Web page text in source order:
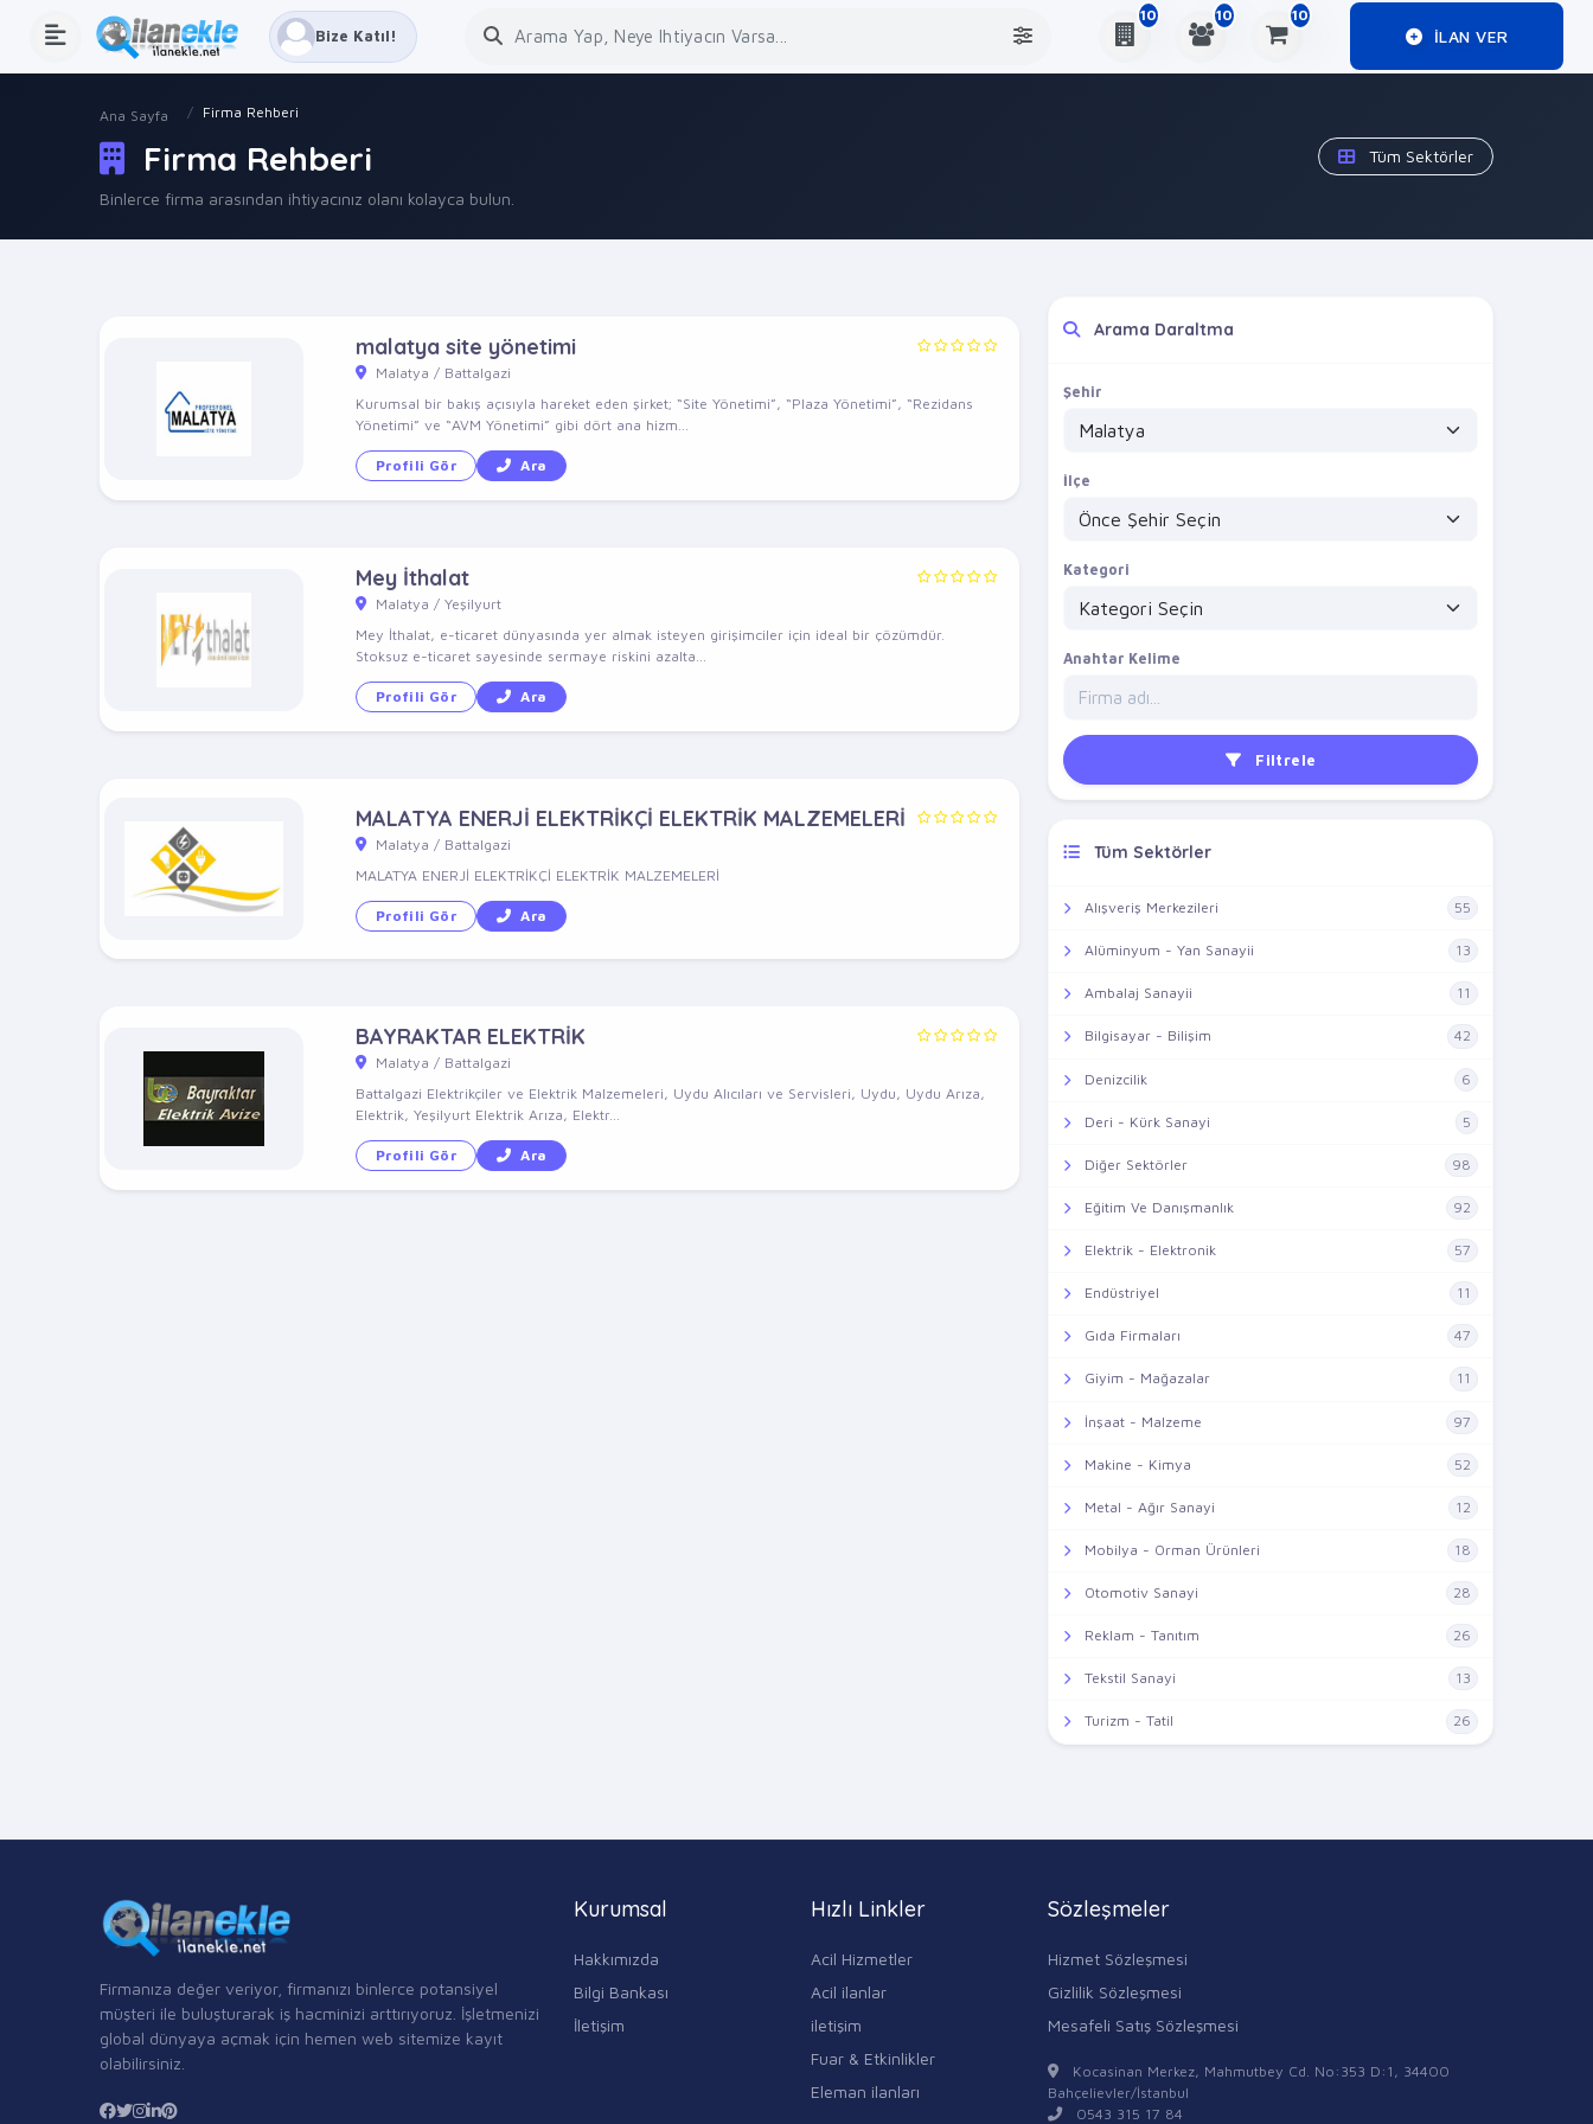
Bize Katıl!
10 10 10
ILAN VER
Ana Sayfa Firma Rehberi
Firma Rehberi
Binlerce firma arasından ihtiyacınız olanı kolayca bulun.
Tüm Sektörler
malatya site yönetimi
Malatya / Battalgazi
Kurumsal bir bakış açısıyla hareket eden şirket; “Site Yönetimi”, “Plaza Yönetimi”, “Rezidans
Yönetimi” ve “AVM Yönetimi” gibi dört ana hizm...
Profili Gör Ara
Mey İthalat
Malatya / Yeşilyurt
Mey İthalat, e-ticaret dünyasında yer almak isteyen girişimciler için ideal bir çözümdür.
Stoksuz e-ticaret sayesinde sermaye riskini azalta...
Profili Gör Ara
MALATYA ENERJİ ELEKTRİKÇİ ELEKTRİK MALZEMELERİ
Malatya / Battalgazi
MALATYA ENERJİ ELEKTRİKÇİ ELEKTRİK MALZEMELERİ
Profili Gör Ara
BAYRAKTAR ELEKTRİK
Malatya / Battalgazi
Battalgazi Elektrikçiler ve Elektrik Malzemeleri, Uydu Alıcıları ve Servisleri, Uydu, Uydu Arıza,
Elektrik, Yeşilyurt Elektrik Arıza, Elektr...
Profili Gör Ara
Arama Daraltma
Şehir
İlçe
Kategori
Anahtar Kelime
Filtrele
Tüm Sektörler
Alışveriş Merkezileri 55
Alüminyum - Yan Sanayii 13
Ambalaj Sanayii 11
Bilgisayar - Bilişim 42
Denizcilik 6
Deri - Kürk Sanayi 5
Diğer Sektörler 98
Eğitim Ve Danışmanlık 92
Elektrik - Elektronik 57
Endüstriyel 11
Gıda Firmaları 47
Giyim - Mağazalar 11
İnşaat - Malzeme 97
Makine - Kimya 52
Metal - Ağır Sanayi 12
Mobilya - Orman Ürünleri 18
Otomotiv Sanayi 28
Reklam - Tanıtım 26
Tekstil Sanayi 13
Turizm - Tatil 26
Firmanıza değer veriyor, firmanızı binlerce potansiyel
müşteri ile buluşturarak iş hacminizi arttırıyoruz. İşletmenizi
global dünyaya açmak için hemen web sitemize kayıt
olabilirsiniz.
Kurumsal
Hakkımızda
Bilgi Bankası
İletişim
Hızlı Linkler
Acil Hizmetler
Acil ilanlar
iletişim
Fuar & Etkinlikler
Eleman ilanları
Sözleşmeler
Hizmet Sözleşmesi
Gizlilik Sözleşmesi
Mesafeli Satış Sözleşmesi
Kocasinan Merkez, Mahmutbey Cd. No:353 D:1, 34400
Bahçelievler/İstanbul
0543 315 17 84